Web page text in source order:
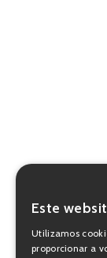
Este
Utilizamos
proporcionar a